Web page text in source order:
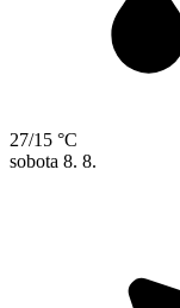
27/15 °C
sobota 8. 8.